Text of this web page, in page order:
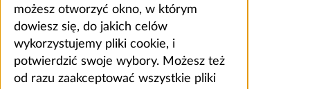
możesz otworzyć okno, w którym
dowiesz się, do jakich celów
wykorzystujemy pliki cookie, i
potwierdzić swoje wybory. Możesz też
od razu zaakceptować wszystkie pliki